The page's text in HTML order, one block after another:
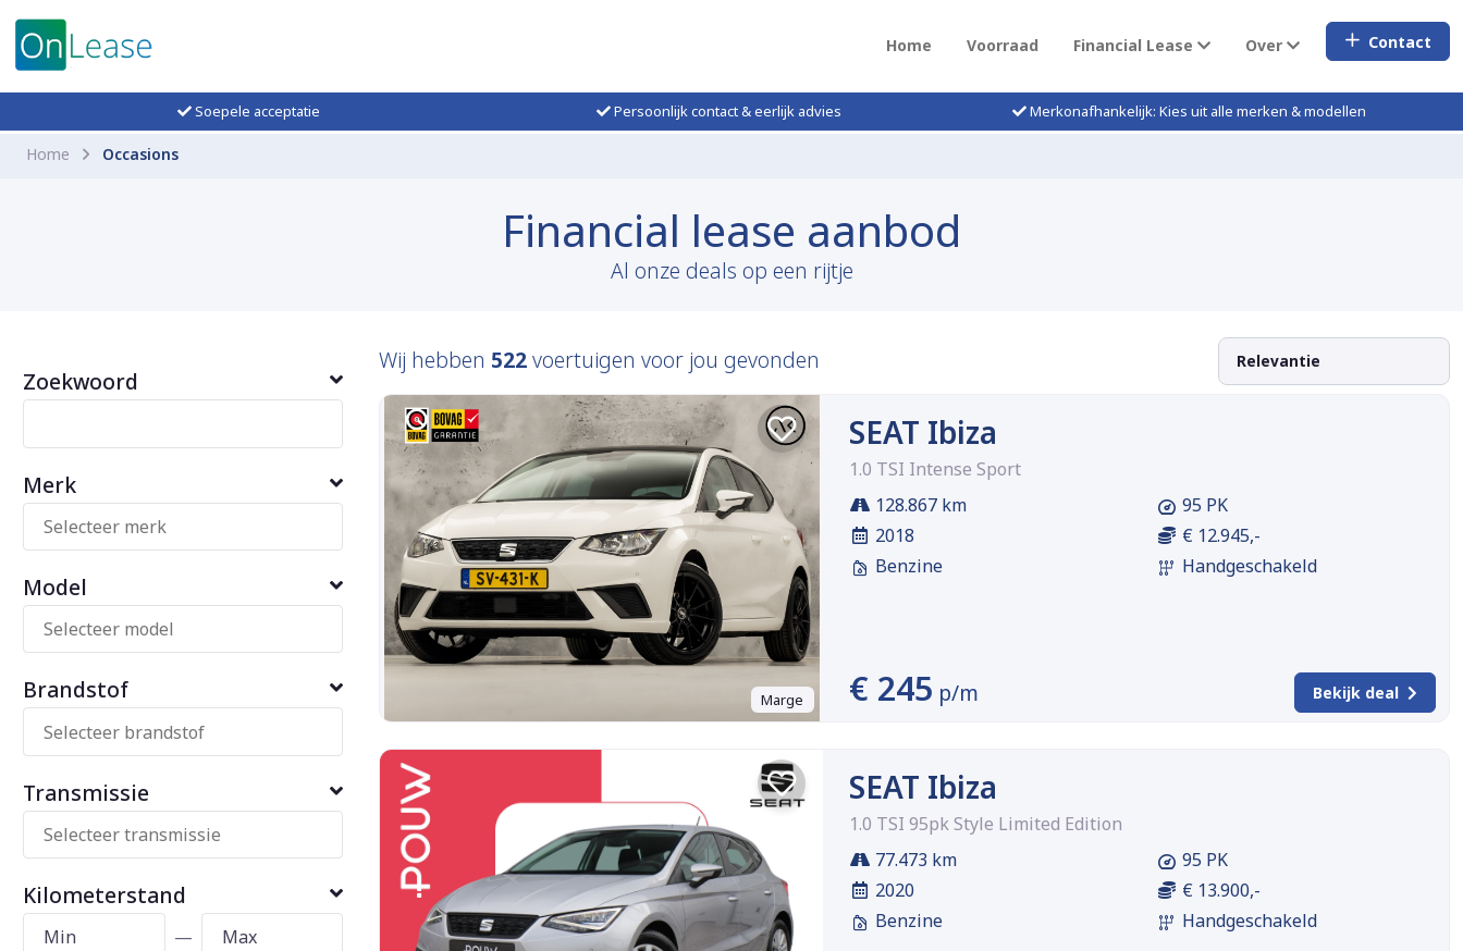
Home Voorraad Financial Lease Over Contact
Soepele acceptatie Persoonlijk contact & eerlijk advies Merkonafhankelijk: Kies uit alle merken & modellen
Home Occasions
Financial lease aanbod
Al onze deals op een rijtje
Zoekwoord
Merk
Model
Brandstof
Transmissie
Kilometerstand
—
Wij hebben 522voertuigen voor jou gevonden
Marge
SEAT Ibiza
1.0 TSI Intense Sport
128.867 km
2018
Benzine
95 PK
€ 12.945,-
Handgeschakeld
€ 245 p/m Bekijk deal
SEAT Ibiza
1.0 TSI 95pk Style Limited Edition
77.473 km
2020
Benzine
95 PK
€ 13.900,-
Handgeschakeld